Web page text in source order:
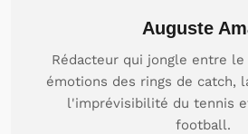
Auguste
Rédacteur qui jongle entre
émotions des rings de catch,
l'imprévisibilité du tennis
football.